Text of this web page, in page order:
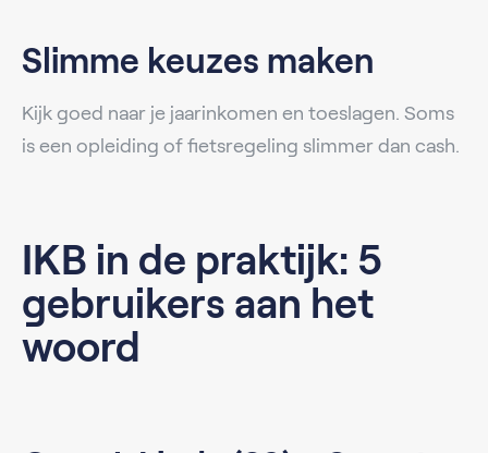
Slimme keuzes maken
Kijk goed naar je jaarinkomen en toeslagen. Soms
is een opleiding of fietsregeling slimmer dan cash.
IKB in de praktijk: 5
gebruikers aan het
woord